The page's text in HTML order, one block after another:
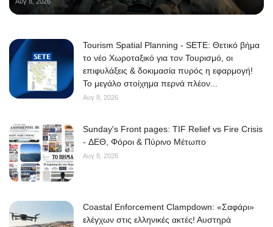
Tourism Spatial Planning - SETE: Θετικό βήμα
το νέο Χωροταξικό για τον Τουρισμό, οι
επιφυλάξεις & δοκιμασία πυρός η εφαρμογή!
Το μεγάλο στοίχημα περνά πλέον...
Αυγ 8, 2026
Sunday's Front pages: TIF Relief vs Fire Crisis
- ΔΕΘ, Φόροι & Πύρινο Μέτωπο
Αυγ 8, 2026
Coastal Enforcement Clampdown: «Σαφάρι»
ελέγχων στις ελληνικές ακτές! Αυστηρά